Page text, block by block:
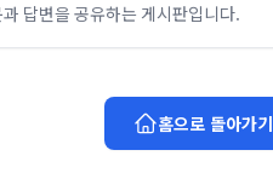
답변을 공유하는 게시판입니다.
홈으로 돌아가기